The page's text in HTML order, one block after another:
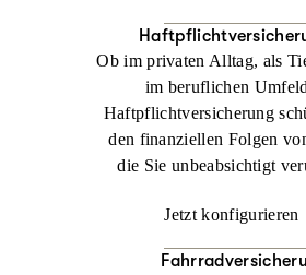
Ob im privaten Alltag, als
im beruflichen
Haftpflichtversicherung
den finanziellen Folgen
die Sie unbeabsichtigt
Jetzt konfigurieren